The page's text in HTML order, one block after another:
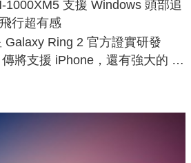
1000XM5 支援 Windows 頭部追
行超有感
Galaxy Ring 2 官方證實研發
將支援 iPhone，還有強大的 AI